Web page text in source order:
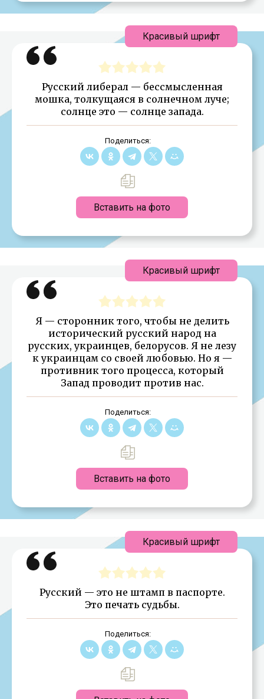
Русский либерал — бессмысленная
мошка, толкущаяся в солнечном луче;
солнце это — солнце запада.
Поделиться:
Вставить на фото
Красивый шрифт
Я — сторонник того, чтобы не делить
исторический русский народ на
русских, украинцев, белорусов. Я не лезу
к украинцам со своей любовью. Но я —
противник того процесса, который
Запад проводит против нас.
Поделиться:
Вставить на фото
Красивый шрифт
Русский — это не штамп в паспорте.
Это печать судьбы.
Поделиться:
Красивый шрифт